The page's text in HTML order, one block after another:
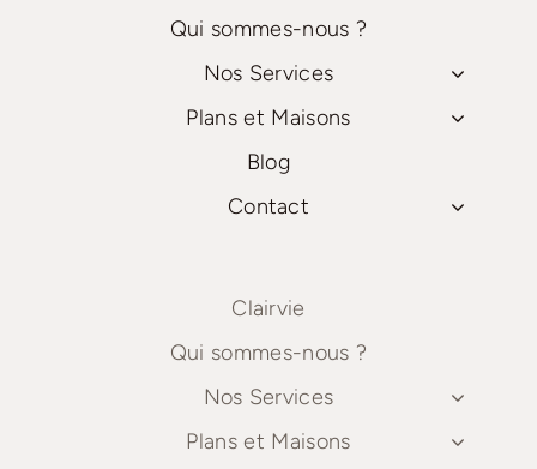
Qui sommes-nous ?
Nos Services
Plans et Maisons
Blog
Contact
Clairvie
Qui sommes-nous ?
Nos Services
Plans et Maisons